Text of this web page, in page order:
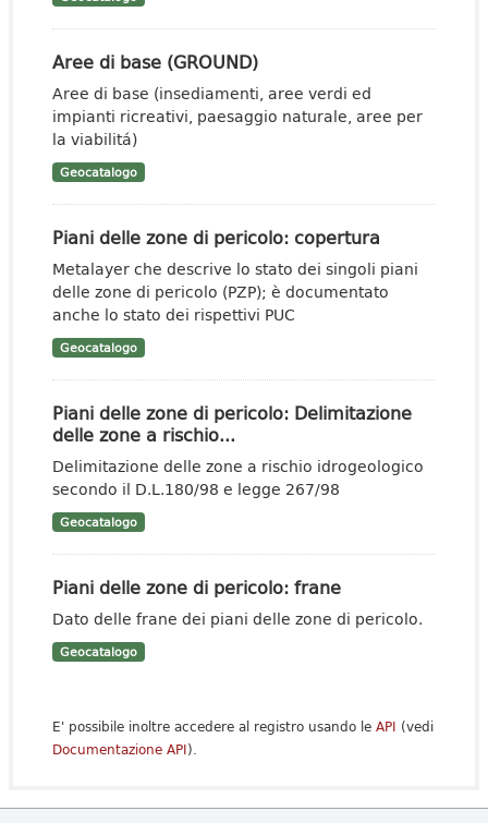
Aree di base (GROUND)
Aree di base (insediamenti, aree verdi ed
impianti ricreativi, paesaggio naturale, aree per
la viabilitá)
Geocatalogo
Piani delle zone di pericolo: copertura
Metalayer che descrive lo stato dei singoli piani
delle zone di pericolo (PZP); è documentato
anche lo stato dei rispettivi PUC
Geocatalogo
Piani delle zone di pericolo: Delimitazione
delle zone a rischio...
Delimitazione delle zone a rischio idrogeologico
secondo il D.L.180/98 e legge 267/98
Geocatalogo
Piani delle zone di pericolo: frane
Dato delle frane dei piani delle zone di pericolo.
Geocatalogo
E' possibile inoltre accedere al registro usando le API (vedi
Documentazione API).